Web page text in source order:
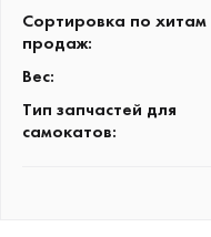
Сортировка по хитам
продаж:
Вес:
Тип запчастей для
самокатов: